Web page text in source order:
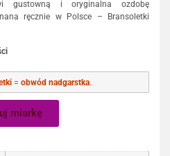
gustowną i oryginalna ozdobę
ręcznie w Polsce – Bransoletki
= obwód nadgarstka.
miarkę